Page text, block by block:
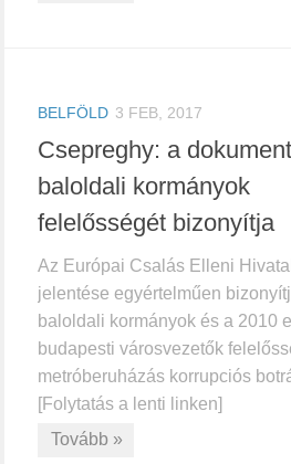
BELFÖLD 3 FEB, 2017
Csepreghy: a
baloldali kormányok
felelősségét bizonyítja
Az Európai Csalás Elleni
jelentése egyértelműen
baloldali kormányok és a 2010
budapesti városvezetők
metróberuházás korrupciós
[Folytatás a lenti linken]
Tovább »